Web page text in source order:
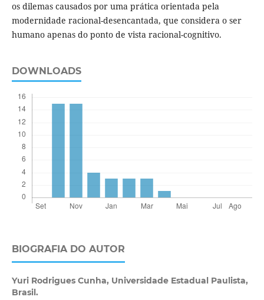
os dilemas causados por uma prática orientada pela
modernidade racional-desencantada, que considera o ser
humano apenas do ponto de vista racional-cognitivo.
DOWNLOADS
BIOGRAFIA DO AUTOR
Yuri Rodrigues Cunha, Universidade Estadual Paulista,
Brasil.